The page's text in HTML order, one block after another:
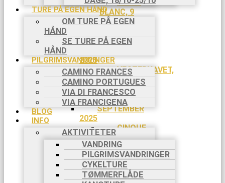
TURE PÅ EGEN HÅND
OM TURE PÅ EGEN
HÅND
SE TURE PÅ EGEN
HÅND
PILGRIMSVANDRINGER
CAMINO FRANCES
CAMINO PORTUGUES
VIA DI FRANCESCO
VIA FRANCIGENA
BLOG
INFO
AKTIVITETER
VANDRING
PILGRIMSVANDRINGER
CYKELTURE
TØMMERFLÅDE
MONT
BLANC, 9
DAGE,
26/7
2025
VESTERHAVET,
3 DAGE,
29/8-
31/8
SEPTEMBER
2025
CINQUE
TERRE, 8
DAGE, 5/9-
12/9
CAMINO
FRANCES,